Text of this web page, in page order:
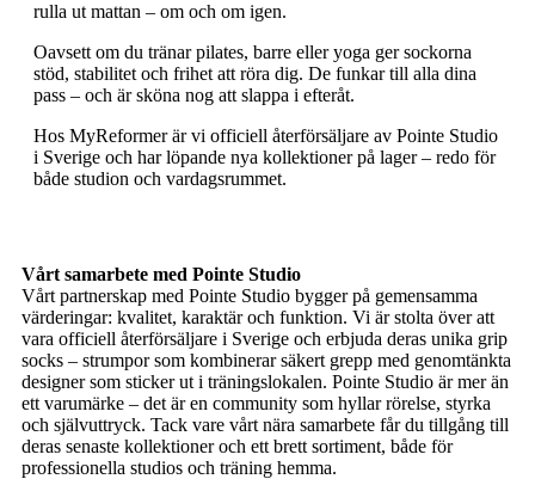
rulla ut mattan – om och om igen.
Oavsett om du tränar pilates, barre eller yoga ger sockorna
stöd, stabilitet och frihet att röra dig. De funkar till alla dina
pass – och är sköna nog att slappa i efteråt.
Hos MyReformer är vi officiell återförsäljare av Pointe Studio
i Sverige och har löpande nya kollektioner på lager – redo för
både studion och vardagsrummet.
Vårt samarbete med Pointe Studio
Vårt partnerskap med Pointe Studio bygger på gemensamma
värderingar: kvalitet, karaktär och funktion. Vi är stolta över att
vara officiell återförsäljare i Sverige och erbjuda deras unika grip
socks – strumpor som kombinerar säkert grepp med genomtänkta
designer som sticker ut i träningslokalen. Pointe Studio är mer än
ett varumärke – det är en community som hyllar rörelse, styrka
och självuttryck. Tack vare vårt nära samarbete får du tillgång till
deras senaste kollektioner och ett brett sortiment, både för
professionella studios och träning hemma.